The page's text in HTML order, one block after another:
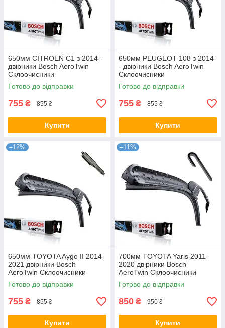
650мм CITROEN C1 з 2014--
двірники Bosch AeroTwin
Склоочисники
Готово до відправки
755 ₴ 855 ₴
Купити
650мм PEUGEOT 108 з 2014-
- двірники Bosch AeroTwin
Склоочисники
Готово до відправки
755 ₴ 855 ₴
Купити
–12%
650мм TOYOTA Aygo II 2014-
2021 двірники Bosch
AeroTwin Склоочисники
Готово до відправки
755 ₴ 855 ₴
Купити
–11%
700мм TOYOTA Yaris 2011-
2020 двірники Bosch
AeroTwin Склоочисники
Готово до відправки
850 ₴ 950 ₴
Купити